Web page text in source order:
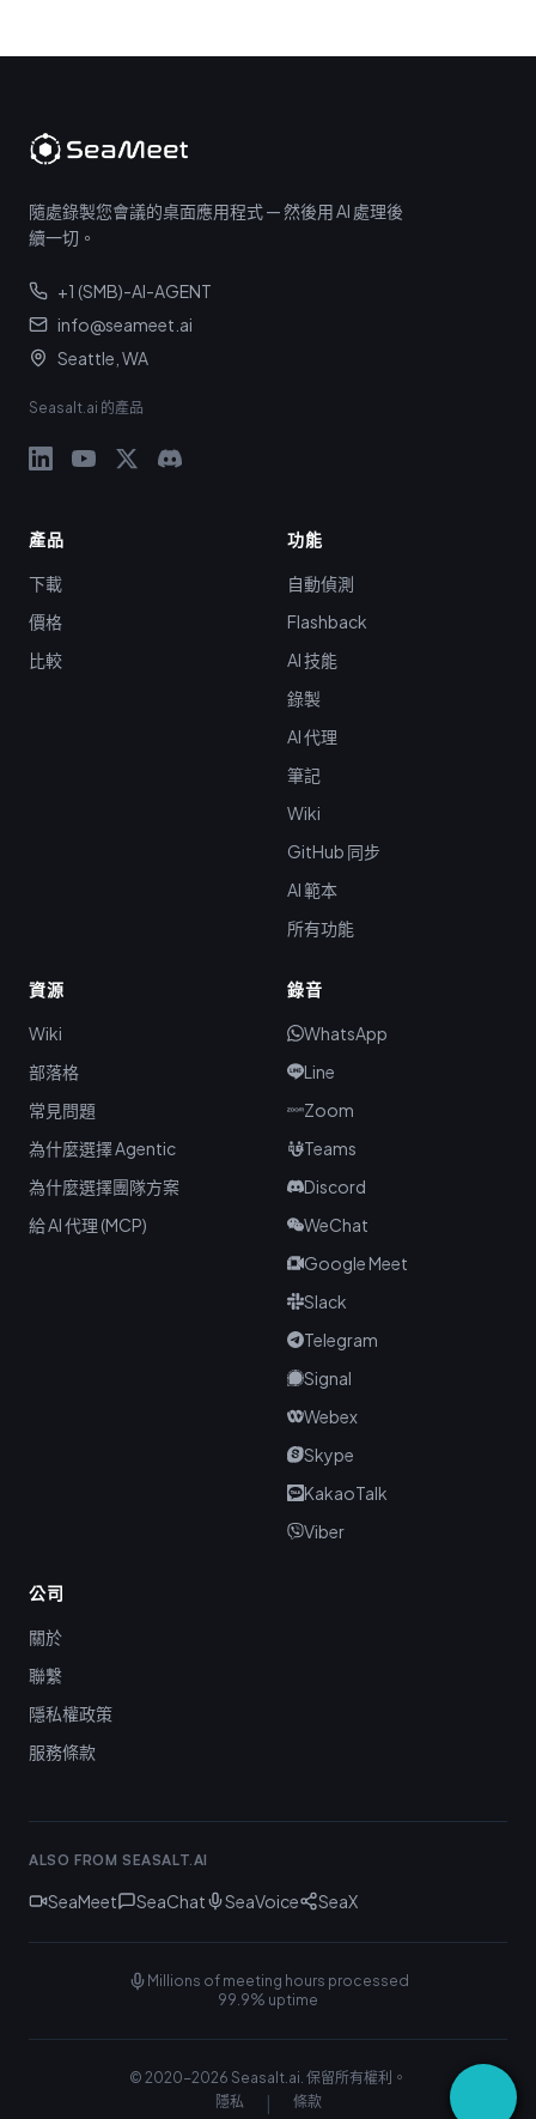
隨處錄製您會議的桌面應用程式 — 然後用 AI 處理後
續一切。
+1 (SMB)-AI-AGENT
info@seameet.ai
Seattle, WA
Seasalt.ai 的產品
產品
下載
價格
比較
功能
自動偵測
Flashback
AI 技能
錄製
AI 代理
筆記
Wiki
GitHub 同步
AI 範本
所有功能
資源
Wiki
部落格
常見問題
為什麼選擇 Agentic
為什麼選擇團隊方案
給 AI 代理 (MCP)
錄音
WhatsApp
Line
Zoom
Teams
Discord
WeChat
Google Meet
Slack
Telegram
Signal
Webex
Skype
KakaoTalk
Viber
公司
關於
聯繫
隱私權政策
服務條款
ALSO FROM SEASALT.AI
SeaMeet SeaChat SeaVoice SeaX
Millions of meeting hours processed
99.9% uptime
© 2020-2026 Seasalt.ai. 保留所有權利。
隱私
| 條款